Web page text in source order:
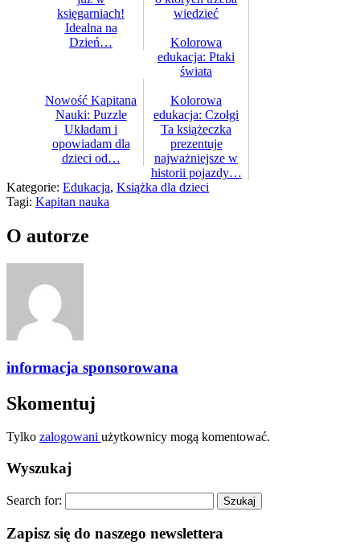
księgarniach!
Idealna na
Dzień…
wiedzieć
Kolorowa
edukacja: Ptaki
świata
Nowość Kapitana
Nauki: Puzzle
Układam i
opowiadam dla
dzieci od…
Kolorowa
edukacja: Czołgi
Ta książeczka
prezentuje
najważniejsze w
historii pojazdy…
Kategorie: Edukacja, Książka dla dzieci
Tagi: Kapitan nauka
O autorze
informacja sponsorowana
Skomentuj
Tylko zalogowani użytkownicy mogą komentować.
Wyszukaj
Search for:
Zapisz się do naszego newslettera